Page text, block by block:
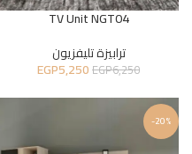
TV Unit NGT04
ترابيزة تليفزيون
EGP6,250
EGP5,250
-20%